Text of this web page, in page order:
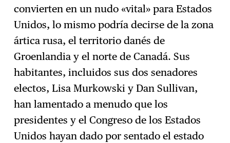
convierten en un nudo «vital» para Estados
Unidos, lo mismo podría decirse de la zona
ártica rusa, el territorio danés de
Groenlandia y el norte de Canadá. Sus
habitantes, incluidos sus dos senadores
electos, Lisa Murkowski y Dan Sullivan,
han lamentado a menudo que los
presidentes y el Congreso de los Estados
Unidos hayan dado por sentado el estado